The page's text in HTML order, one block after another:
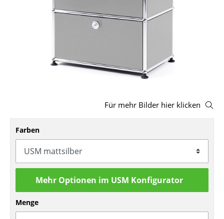
Bürodrehstühle
Konferenzstühle
Einzelteile
... alle Sitzmöbel
Für mehr Bilder hier klicken
Farben
Mehr Optionen im USM Konfigurator
Menge